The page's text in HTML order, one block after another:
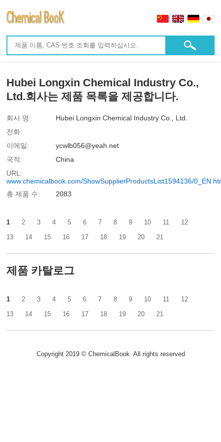
Hubei Longxin Chemical Industry Co.,
Ltd.회사는 제품 목록을 제공합니다.
회사 명:
Hubei Longxin Chemical Industry Co., Ltd.
전화:
이메일:
ycwlb056@yeah.net
국적:
China
URL:
www.chemicalbook.com/ShowSupplierProductsList1594136/
총 제품 수:
2083
1 2 3 4 5 6 7 8 9 10 11
12
13
14 15 16 17 18 19 20 21
제품 카탈로그
1 2 3 4 5 6 7 8 9 10 11
12
13
14 15 16 17 18 19 20 21
Copyright 2019 © ChemicalBook. All rights reserved